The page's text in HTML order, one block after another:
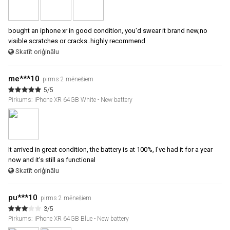
bought an iphone xr in good condition, you'd swear it brand new,no
visible scratches or cracks..highly recommend
Skatīt oriģinālu
me***10 pirms 2 mēnešiem
5/5
Pirkums: iPhone XR 64GB White - New battery
It arrived in great condition, the battery is at 100%, I've had it for a year
now and it's still as functional
Skatīt oriģinālu
pu***10 pirms 2 mēnešiem
3/5
Pirkums: iPhone XR 64GB Blue - New battery